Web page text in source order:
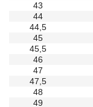
43
44
44,5
45
45,5
46
47
47,5
48
49